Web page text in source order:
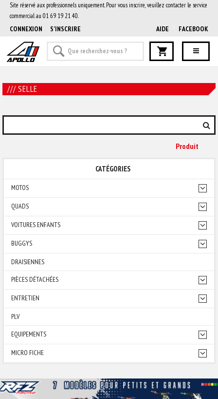
Site réservé aux professionnels uniquement. Pour vous inscrire, veuillez contacter le service
commercial au 01 69 19 21 40.
CONNEXION S'INSCRIRE AIDE FACEBOOK
/// SELLE
Produit
CATÉGORIES
MOTOS
QUADS
VOITURES ENFANTS
BUGGYS
DRAISIENNES
PIÈCES DÉTACHÉES
ENTRETIEN
PLV
EQUIPEMENTS
MICRO FICHE